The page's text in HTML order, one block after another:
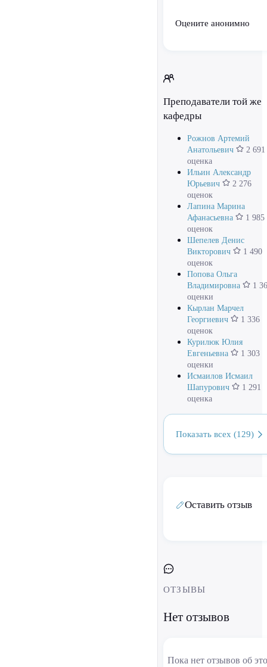
Оцените анонимно
Преподаватели той же
кафедры
Рожнов Артемий
Анатольевич
2 691
оценка
Ильин Александр
Юрьевич
2 276
оценок
Лапина Марина
Афанасьевна
1 985
оценок
Шепелев Денис
Викторович
1 490
оценок
Попова Ольга
Владимировна
1
оценки
Кырлан Марчел
Георгиевич
1 336
оценок
Курилюк Юлия
Евгеньевна
1 303
оценки
Исмаилов Исмаил
Шапурович
1 291
оценка
Показать всех (129)
Оставить отзыв
ОТЗЫВЫ
Нет отзывов
Пока нет отзывов об